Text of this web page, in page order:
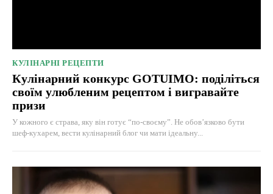
КУЛІНАРНІ РЕЦЕПТИ
Кулінарний конкурс GOTUIMO: поділіться
своїм улюбленим рецептом і вигравайте
призи
У кожного є страва, яку він готує “по-своєму”. Не обов’язково бути
шеф-кухарем, вести кулінарний блог чи мати ідеальну...